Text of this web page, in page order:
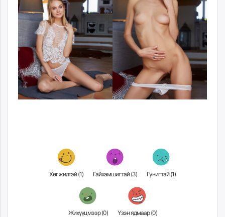
Хөгжилтэй (1) Гайхамшигтай (3) Гунигтай (1)
Жихүүцмээр (0) Үзэн ядмаар (0)